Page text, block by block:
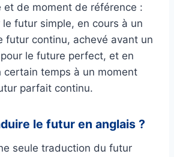
et de moment de référence :
futur simple, en cours à un
futur continu, achevé avant un
le future perfect, et en
certain temps à un moment
parfait continu.
le futur en anglais ?
seule traduction du futur